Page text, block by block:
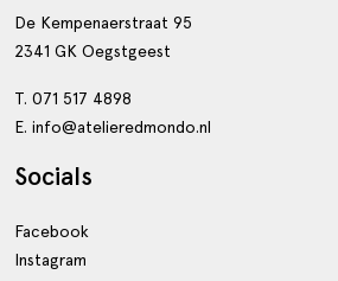
De Kempenaerstraat 95
2341 GK Oegstgeest
T. 071 517 4898
E. info@atelieredmondo.nl
Socials
Facebook
Instagram